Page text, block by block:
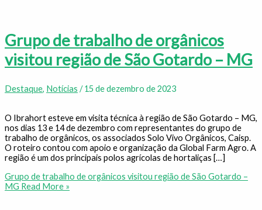
Grupo de trabalho de orgânicos
visitou região de São Gotardo – MG
Destaque, Notícias /15 de dezembro de 2023
O Ibrahort esteve em visita técnica à região de São Gotardo – MG,
nos dias 13 e 14 de dezembro com representantes do grupo de
trabalho de orgânicos, os associados Solo Vivo Orgânicos, Caisp.
O roteiro contou com apoio e organização da Global Farm Agro. A
região é um dos principais polos agrícolas de hortaliças […]
Grupo de trabalho de orgânicos visitou região de São Gotardo –
MG Read More »